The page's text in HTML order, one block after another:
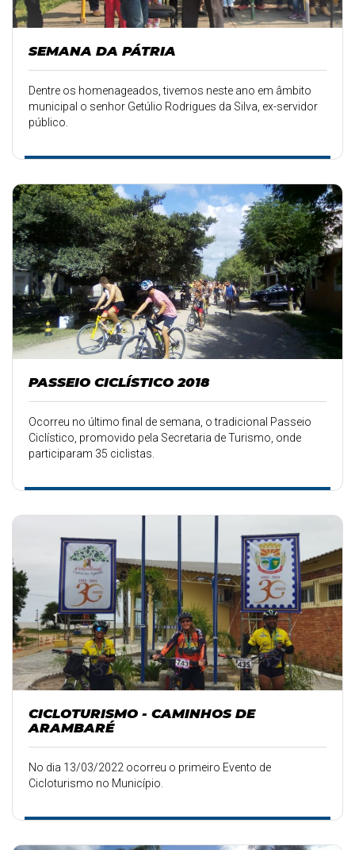
SEMANA DA PÁTRIA
Dentre os homenageados, tivemos neste ano em âmbito
municipal o senhor Getúlio Rodrigues da Silva, ex-servidor
público.
PASSEIO CICLÍSTICO 2018
Ocorreu no último final de semana, o tradicional Passeio
Ciclístico, promovido pela Secretaria de Turismo, onde
participaram 35 ciclistas.
CICLOTURISMO - CAMINHOS DE
ARAMBARÉ
No dia 13/03/2022 ocorreu o primeiro Evento de
Cicloturismo no Município.